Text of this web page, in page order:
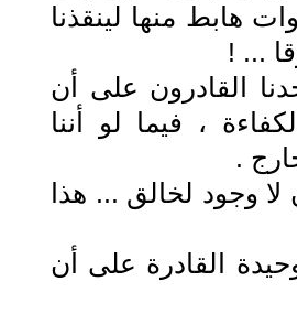
هابط منها لينقذنا
... !
القادرون على أن
، فيما لو أننا
.
وجود لخالق ... هذا
القادرة على أن